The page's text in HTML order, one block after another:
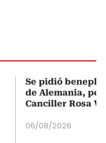
Se pidió
de Alemania,
Canciller Rosa
06/08/2026